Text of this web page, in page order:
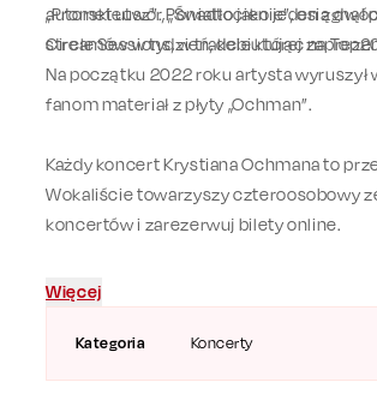
Kategoria Koncerty
autorski utwór, „Światłocienie”, osiągnął
streamów w tydzień, debiutując na
„Prometeusz”. Ponadto jako jeden z
Circle Sessions, w trakcie której
Na początku 2022 roku artysta wyruszył
fanom materiał z płyty „Ochman”.
Każdy koncert Krystiana Ochmana to
Wokaliście towarzyszy czteroosobowy
koncertów i zarezerwuj bilety online.
Więcej